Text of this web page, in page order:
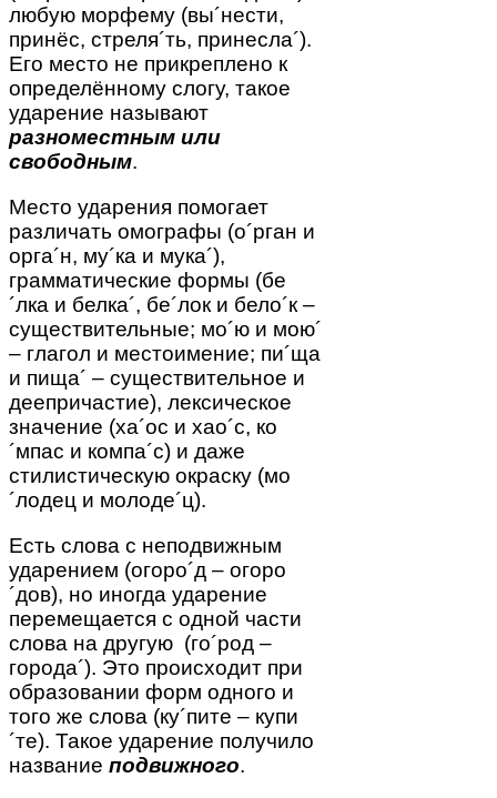
любую морфему (вы´нести,
принёс, стреля´ть, принесла´).
Его место не прикреплено к
определённому слогу, такое
ударение называют
разноместным или
свободным.
Место ударения помогает
различать омографы (о´рган и
орга´н, му´ка и мука´),
грамматические формы (бе
´лка и белка´, бе´лок и бело´к –
существительные; мо´ю и мою´
– глагол и местоимение; пи´ща
и пища´ – существительное и
деепричастие), лексическое
значение (ха´ос и хао´с, ко
´мпас и компа´с) и даже
стилистическую окраску (мо
´лодец и молоде´ц).
Есть слова с неподвижным
ударением (огоро´д – огоро
´дов), но иногда ударение
перемещается с одной части
слова на другую (го´род –
города´). Это происходит при
образовании форм одного и
того же слова (ку´пите – купи
´те). Такое ударение получило
название подвижного.